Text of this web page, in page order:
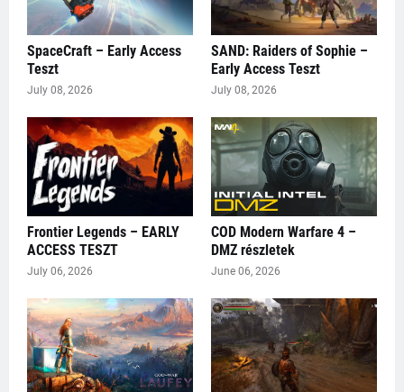
SpaceCraft – Early Access
Teszt
July 08, 2026
SAND: Raiders of Sophie –
Early Access Teszt
July 08, 2026
Frontier Legends – EARLY
ACCESS TESZT
July 06, 2026
COD Modern Warfare 4 –
DMZ részletek
June 06, 2026